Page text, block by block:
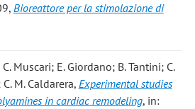
Bioreattore per la stimolazione di
Muscari; E. Giordano; B. Tantini; C.
M. Caldarera, Experimental studies
in cardiac remodeling, in: